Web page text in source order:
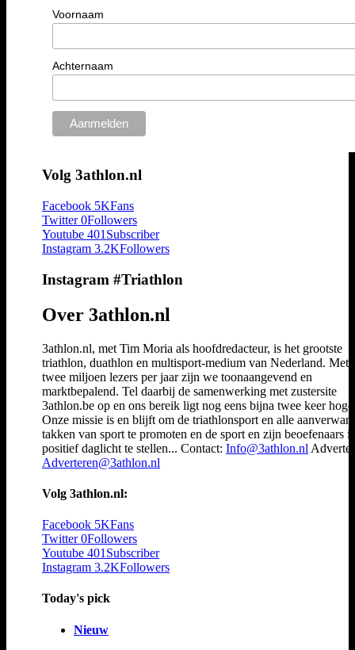
Voornaam
Achternaam
Volg 3athlon.nl
Facebook 5KFans
Twitter 0Followers
Youtube 401 Subscriber
Instagram 3.2KFollowers
Instagram #Triathlon
Over 3athlon.nl
3athlon.nl, met Tim Moria als hoofdredacteur, is het grootste
triathlon, duathlon en multisport-medium van Nederland. Met
twee miljoen lezers per jaar zijn we toonaangevend en
marktbepalend. Tel daarbij de samenwerking met zustersite
3athlon.be op en ons bereik ligt nog eens bijna twee keer
Onze missie is en blijft om de triathlonsport en alle
takken van sport te promoten en de sport en zijn beoefenaars
positief daglicht te stellen... Contact: Info@3athlon.nl
Adverteren@3athlon.nl
Volg 3athlon.nl:
Facebook 5KFans
Twitter 0Followers
Youtube 401 Subscriber
Instagram 3.2KFollowers
Today's pick
Nieuw